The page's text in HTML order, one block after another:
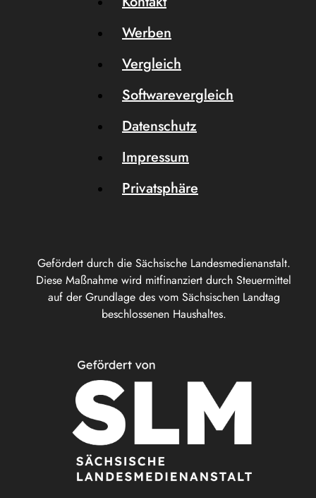
Gefördert durch die Sächsische Landesmedienanstalt.
Diese Maßnahme wird mitfinanziert durch Steuermittel
auf der Grundlage des vom Sächsischen Landtag
beschlossenen Haushaltes.
Werben
Vergleich
Softwarevergleich
Datenschutz
Impressum
Privatsphäre